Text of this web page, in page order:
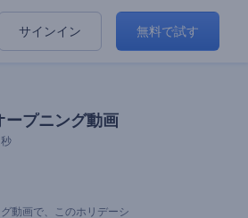
サインイン 無料で試す
ープニング動画
秒
動画で、このホリデーシ